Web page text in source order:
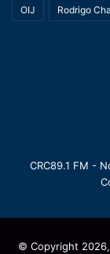
OIJ Rodrigo
CRC89.1 FM -
© Copyright